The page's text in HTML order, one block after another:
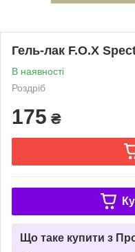
Гель-лак F.O.X
В наявності
Роздріб
175 ₴
Що таке купити з